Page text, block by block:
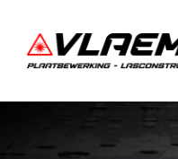
naar
inhoud